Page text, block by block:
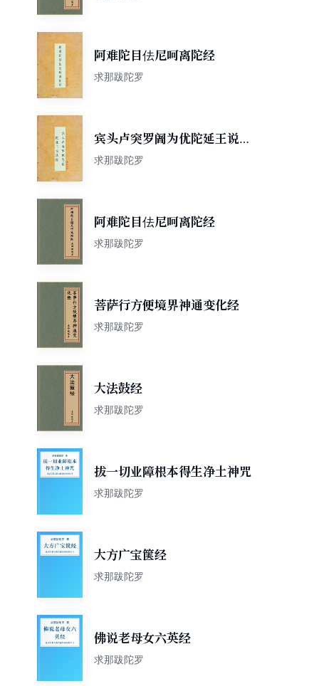
阿难陀目佉尼呵离陀经
求那跋陀罗
宾头卢突罗阇为优陀延王说法
经
求那跋陀罗
阿难陀目佉尼呵离陀经
求那跋陀罗
菩萨行方便境界神通变化经
求那跋陀罗
大法鼓经
求那跋陀罗
拔一切业障根本得生净土神咒
求那跋陀罗
大方广宝箧经
求那跋陀罗
佛说老母女六英经
求那跋陀罗